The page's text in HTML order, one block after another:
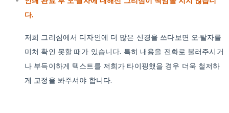
다.
저희 그리심에서 디자인에 더 많은 신경을 쓰다보면 오·탈자를
미처 확인 못할 때가 있습니다. 특히 내용을 전화로 불러주시거
나 부득이하게 텍스트를 저희가 타이핑했을 경우 더욱 철저하
게 교정을 봐주셔야 합니다.